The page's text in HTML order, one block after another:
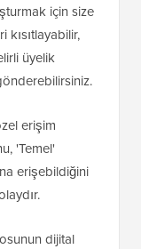
için size
kısıtlayabilir,
üyelik
erişim
'Temel'
erişebildiğini
dijital